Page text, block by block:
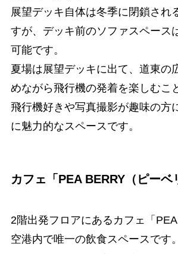
展望デッキ自体は冬季に閉鎖され
すが、デッキ前のソファスペース
可能です。
夏場は展望デッキに出て、道東の
めながら飛行機の発着を楽しむこ
飛行機好きや写真撮影が趣味の方
に魅力的なスペースです。
カフェ「PEA BERRY（ピーベ
2階出発フロアにあるカフェ「PEA
空港内で唯一の飲食スペースです。